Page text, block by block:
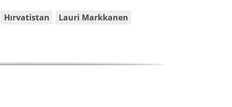
Hırvatistan
Lauri Markkanen